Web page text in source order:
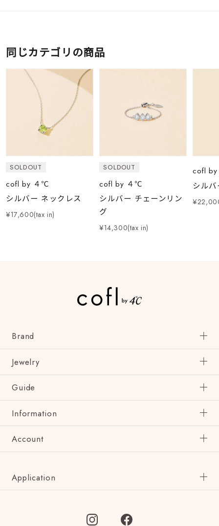
同じカテゴリの商品
SOLDOUT
cofl by ４℃
シルバー ネックレス
¥17,600(tax in)
SOLDOUT
cofl by ４℃
シルバー チェーンリン
グ
¥14,300(tax in)
cofl
シル
Brand
Jewelry
Guide
Information
Account
Application